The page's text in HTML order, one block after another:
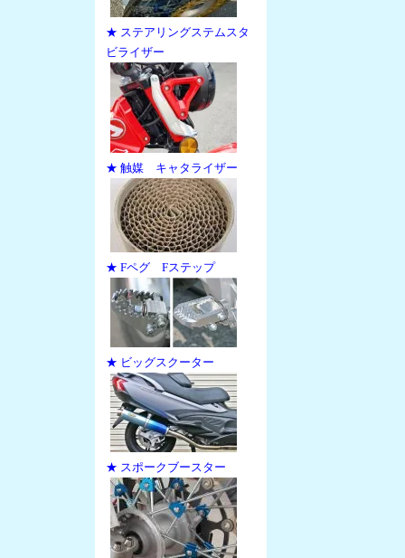
★ ステアリングステムスタ
ビライザー
★ 触媒 キャタライザー
★ Fペグ Fステップ
★ ビッグスクーター
★ スポークブースター